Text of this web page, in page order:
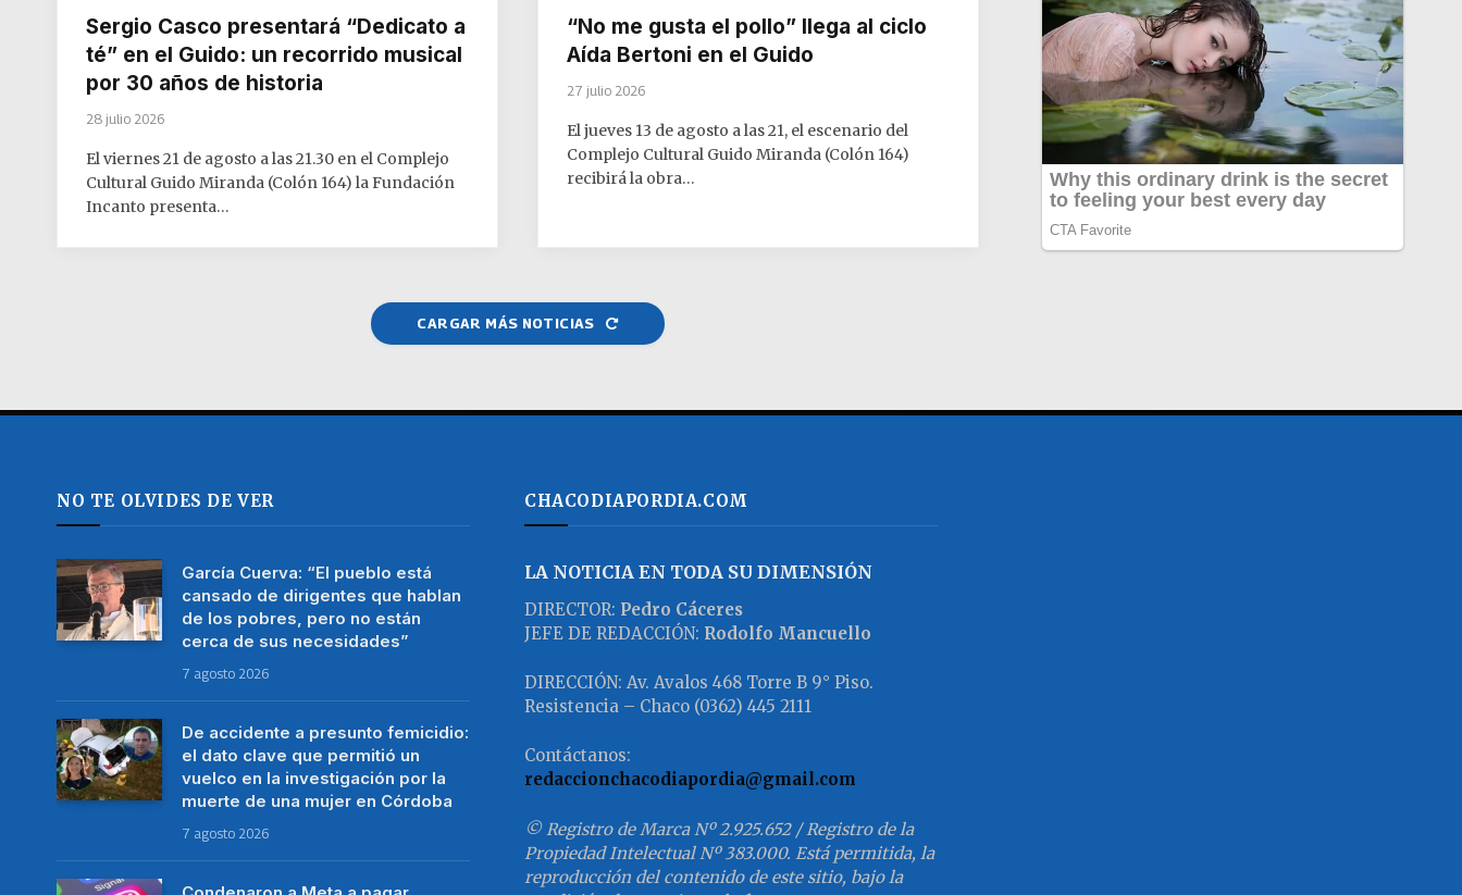
Sergio Casco presentará “Dedicato a
té” en el Guido: un recorrido musical
por 30 años de historia
28 julio 2026
El viernes 21 de agosto a las 21.30 en el Complejo
Cultural Guido Miranda (Colón 164) la Fundación
Incanto presenta…
“No me gusta el pollo” llega al ciclo
Aída Bertoni en el Guido
27 julio 2026
El jueves 13 de agosto a las 21, el escenario del
Complejo Cultural Guido Miranda (Colón 164)
recibirá la obra…
CARGAR MÁS NOTICIAS
NO TE OLVIDES DE VER
García Cuerva: “El pueblo está
cansado de dirigentes que hablan
de los pobres, pero no están
cerca de sus necesidades”
7 agosto 2026
De accidente a presunto femicidio:
el dato clave que permitió un
vuelco en la investigación por la
muerte de una mujer en Córdoba
7 agosto 2026
CHACODIAPORDIA.COM
LA NOTICIA EN TODA SU DIMENSIÓN
DIRECTOR: Pedro Cáceres
JEFE DE REDACCIÓN: Rodolfo Mancuello
DIRECCIÓN: Av. Avalos 468 Torre B 9° Piso.
Resistencia – Chaco (0362) 445 2111
Contáctanos:
redaccionchacodiapordia@gmail.com
© Registro de Marca Nº 2.925.652 / Registro de la
Propiedad Intelectual Nº 383.000. Está permitida, la
reproducción del contenido de este sitio, bajo la